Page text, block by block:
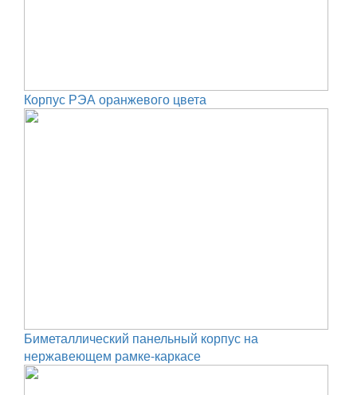
Корпус РЭА оранжевого цвета
Биметаллический панельный корпус на
нержавеющем рамке-каркасе